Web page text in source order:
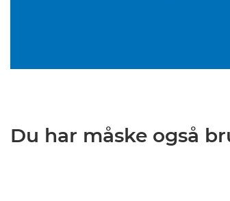
Du har måske også